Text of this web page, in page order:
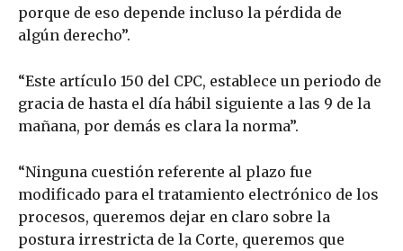
porque de eso depende incluso la pérdida de
algún derecho”.
“Este artículo 150 del CPC, establece un periodo de
gracia de hasta el día hábil siguiente a las 9 de la
mañana, por demás es clara la norma”.
“Ninguna cuestión referente al plazo fue
modificado para el tratamiento electrónico de los
procesos, queremos dejar en claro sobre la
postura irrestricta de la Corte, queremos que